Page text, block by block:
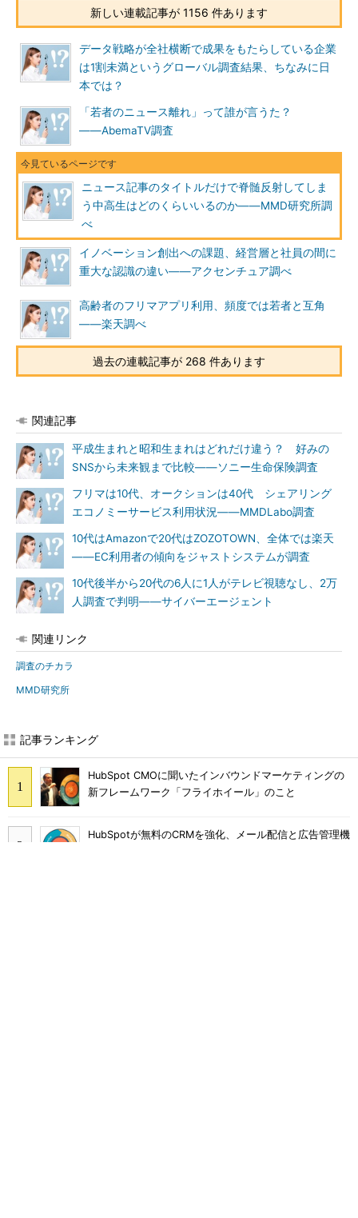
新しい連載記事が 1156 件あります
データ戦略が全社横断で成果をもたらしている企業
は1割未満というグローバル調査結果、ちなみに日
本では？
「若者のニュース離れ」って誰が言うた？
――AbemaTV調査
ニュース記事のタイトルだけで脊髄反射してしま
う中高生はどのくらいいるのか――MMD研究所調
べ
イノベーション創出への課題、経営層と社員の間に
重大な認識の違い――アクセンチュア調べ
高齢者のフリマアプリ利用、頻度では若者と互角
――楽天調べ
過去の連載記事が 268 件あります
関連記事
平成生まれと昭和生まれはどれだけ違う？ 好みの
SNSから未来観まで比較――ソニー生命保険調査
フリマは10代、オークションは40代 シェアリング
エコノミーサービス利用状況――MMDLabo調査
10代はAmazonで20代はZOZOTOWN、全体では楽天
――EC利用者の傾向をジャストシステムが調査
10代後半から20代の6人に1人がテレビ視聴なし、2万
人調査で判明――サイバーエージェント
関連リンク
調査のチカラ
MMD研究所
記事ランキング
HubSpot CMOに聞いたインバウンドマーケティングの
新フレームワーク「フライホイール」のこと
HubSpotが無料のCRMを強化、メール配信と広告管理機